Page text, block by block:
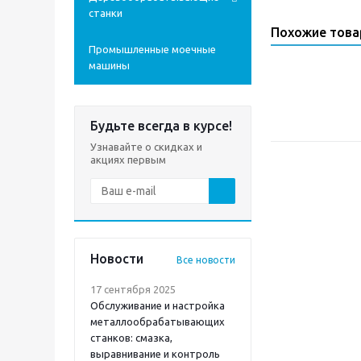
станки
Промышленные моечные
машины
Будьте всегда в курсе!
Узнавайте о скидках и
акциях первым
Новости Все новости
17 сентября 2025
Обслуживание и настройка
металлообрабатывающих
станков: смазка,
выравнивание и контроль
Похожие